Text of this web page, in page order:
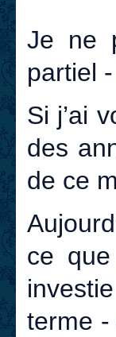
Je ne
partiel
Si j’ai
des
de ce
ce
terme